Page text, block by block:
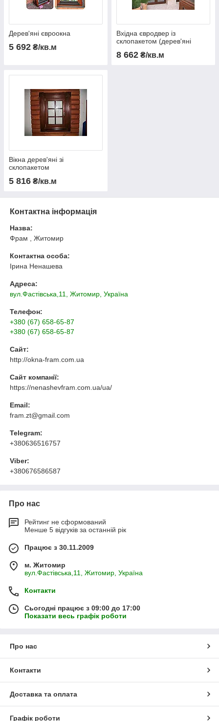
Дерев'яні євроокна
5 692 ₴/кв.м
Вхідна євродвер із
склопакетом (дерев'яні
8 662 ₴/кв.м
Вікна дерев'яні зі
склопакетом
5 816 ₴/кв.м
Контактна інформація
Назва:
Фрам , Житомир
Контактна особа:
Ірина Ненашева
Адреса:
вул.Фастівська,11, Житомир, Україна
Телефон:
+380 (67) 658-65-87
+380 (67) 658-65-87
Сайт:
http://okna-fram.com.ua
Сайт компанії:
https://nenashevfram.com.ua/ua/
Email:
fram.zt@gmail.com
Telegram:
+380636516757
Viber:
+380676586587
Про нас
Рейтинг не сформований
Менше 5 відгуків за останній рік
Працює з 30.11.2009
м. Житомир
вул.Фастівська,11, Житомир, Україна
Контакти
Сьогодні працює з 09:00 до 17:00
Показати весь графік роботи
Про нас
Контакти
Доставка та оплата
Графік роботи